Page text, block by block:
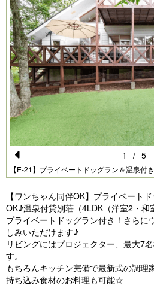
Pr
vi
o
u
【E-21】プライベートドッグラン＆温泉付
1 / 5
【ワンちゃん同伴OK】プライベート
OK♪温泉付貸別荘（4LDK（洋室2・和
プライベートドッグラン付き！さらに
しみいただけます♪
リビングにはプロジェクター、最大7
す。
もちろんキッチン完備で最新式の調理
持ち込み食材のお料理も可能☆